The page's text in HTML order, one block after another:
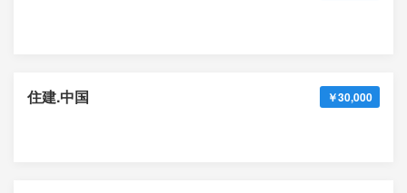
住建.中国 ￥30,000